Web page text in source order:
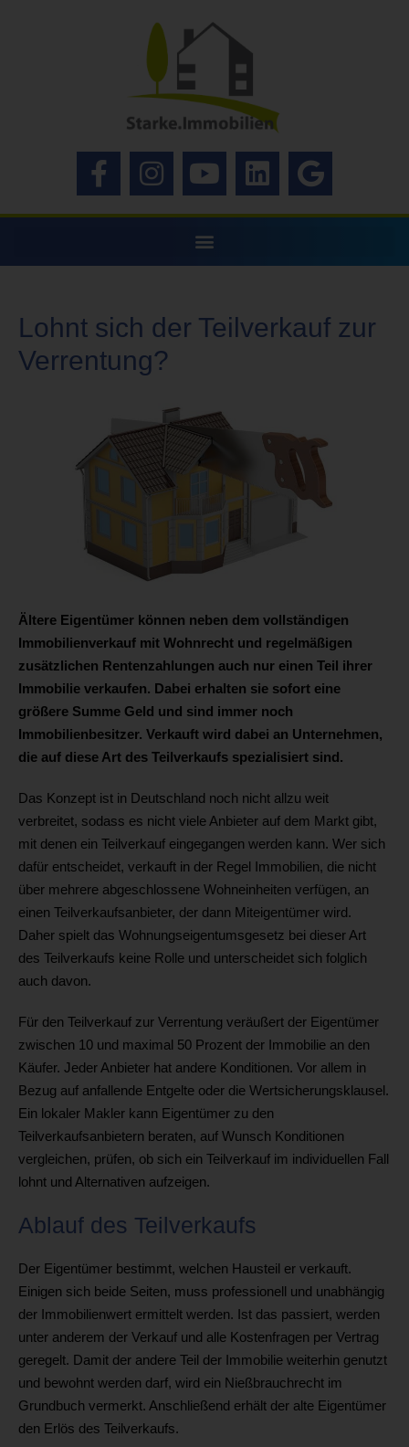
Lohnt sich der Teilverkauf zur
Verrentung?
Ältere Eigentümer können neben dem vollständigen
Immobilienverkauf mit Wohnrecht und regelmäßigen
zusätzlichen Rentenzahlungen auch nur einen Teil ihrer
Immobilie verkaufen. Dabei erhalten sie sofort eine
größere Summe Geld und sind immer noch
Immobilienbesitzer. Verkauft wird dabei an Unternehmen,
die auf diese Art des Teilverkaufs spezialisiert sind.
Das Konzept ist in Deutschland noch nicht allzu weit
verbreitet, sodass es nicht viele Anbieter auf dem Markt gibt,
mit denen ein Teilverkauf eingegangen werden kann. Wer sich
dafür entscheidet, verkauft in der Regel Immobilien, die nicht
über mehrere abgeschlossene Wohneinheiten verfügen, an
einen Teilverkaufsanbieter, der dann Miteigentümer wird.
Daher spielt das Wohnungseigentumsgesetz bei dieser Art
des Teilverkaufs keine Rolle und unterscheidet sich folglich
auch davon.
Für den Teilverkauf zur Verrentung veräußert der Eigentümer
zwischen 10 und maximal 50 Prozent der Immobilie an den
Käufer. Jeder Anbieter hat andere Konditionen. Vor allem in
Bezug auf anfallende Entgelte oder die Wertsicherungsklausel.
Ein lokaler Makler kann Eigentümer zu den
Teilverkaufsanbietern beraten, auf Wunsch Konditionen
vergleichen, prüfen, ob sich ein Teilverkauf im individuellen Fall
lohnt und Alternativen aufzeigen.
Ablauf des Teilverkaufs
Der Eigentümer bestimmt, welchen Hausteil er verkauft.
Einigen sich beide Seiten, muss professionell und unabhängig
der Immobilienwert ermittelt werden. Ist das passiert, werden
unter anderem der Verkauf und alle Kostenfragen per Vertrag
geregelt. Damit der andere Teil der Immobilie weiterhin genutzt
und bewohnt werden darf, wird ein Nießbrauchrecht im
Grundbuch vermerkt. Anschließend erhält der alte Eigentümer
den Erlös des Teilverkaufs.